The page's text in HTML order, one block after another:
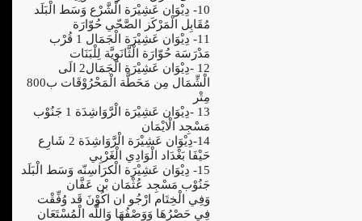
10- دِيْوَان عَشِيْرَة الْشَّرْع وَسَط الْبَلَد
مُقَابِل الْمَرْكَز الصَّحّي حُوّارَة
11- دِيْوَان عَشِيْرَة الْجَمَال 1 قُرْب
مَدْرَسَة حُوّارَة الْثَّانَوِيَّة لِلْبَنَات
12 -دِيْوَان عَشِيْرَة الْجَمَال2 الَى
الْشِّمَال مِن مَحَطَّة الْمَحْرُوْقَات ب800
مِتْر
13 -دِيْوَان عَشِيْرَة الْرَّوَاشِدَة 1 جَنُوْب
مَسْجِد الْايْمَان
14-دِيْوَان عَشِيْرَة الْرَّوَاشِدَة 2 شَارِع
حَيْفَا بَغْدَاد الْوَادِي الْغَرْبِي
15- دِيْوَان عَشِيْرَة الْكرَاسِنّه وَسَط الْبَلَد
جَنُوْب مَسْجِد عُثْمَان بْن عَفَّان
وَفِي الْخِتَام ارْجُو ان اكُوْنَ قَد وُفِّقْت
فِي حَصْرُهَا وَوَصْفُهَا وَاللَّه الْمُسْتَعَان